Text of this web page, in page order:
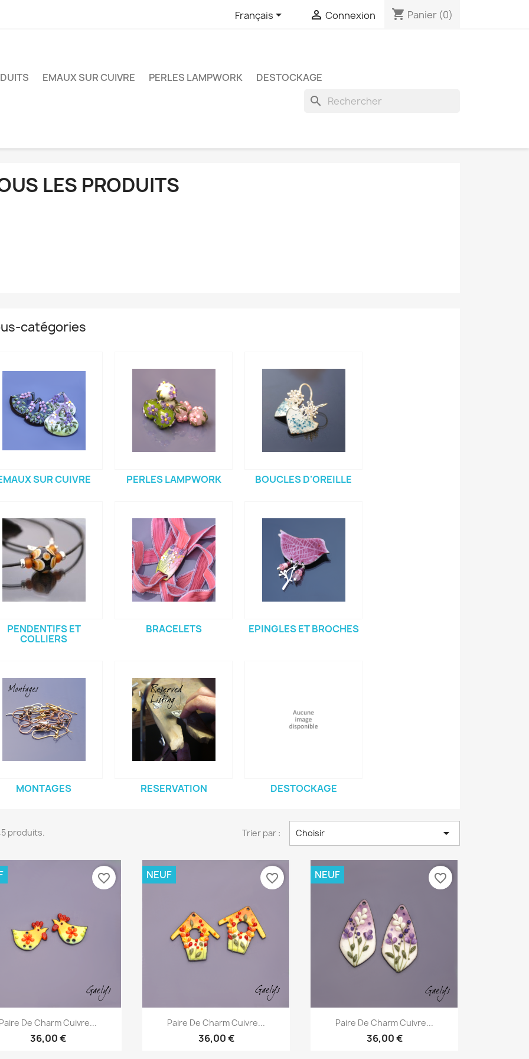
Français  Connexion shopping_cart Panier (0)
EMAUX SUR CUIVRE PERLES LAMPWORK DESTOCKAGE
search
LES PRODUITS
catégories
SUR CUIVRE PERLES LAMPWORK BOUCLES D'OREILLE
PENDENTIFS ET
COLLIERS
BRACELETS EPINGLES ET BROCHES
MONTAGES RESERVATION DESTOCKAGE
produits. Trier par : Choisir 
 Aperçu rapide
De Charm Cuivre...
36,00 €
favorite_border
 Aperçu rapide
Paire De Charm Cuivre...
36,00 €
NEUF favorite_border
 Aperçu rapide
Paire De Charm Cuivre...
36,00 €
NEUF favorite_border